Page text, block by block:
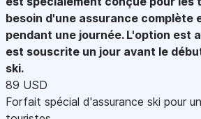
besoin d'une assurance complète
pendant une journée. L'option est
est souscrite un jour avant le
ski.
89 USD
Forfait spécial d'assurance ski pour